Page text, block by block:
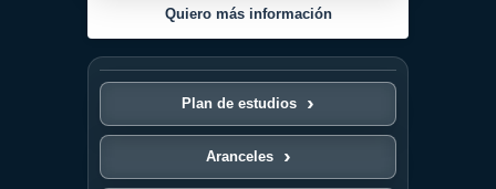
Quiero más información
Plan de estudios
Aranceles